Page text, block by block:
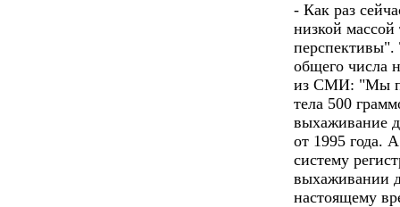
- Как раз
низкой
перспективы".
общего числа
из СМИ: "Мы
тела 500
выхаживание
от 1995 года.
систему
выхаживании
настоящему